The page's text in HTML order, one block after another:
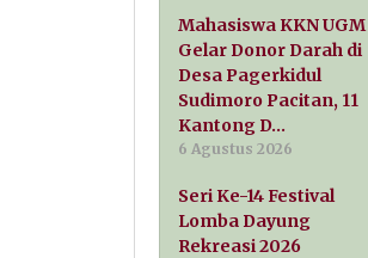
Mahasiswa KKN UGM
Gelar Donor Darah di
Desa Pagerkidul
Sudimoro Pacitan, 11
Kantong D…
6 Agustus 2026
Seri Ke-14 Festival
Lomba Dayung
Rekreasi 2026